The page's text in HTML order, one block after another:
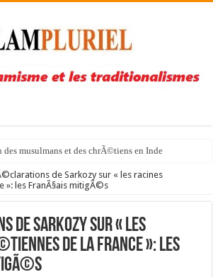
musulmans et des chrÃ©tiens en Inde
de Sarkozy sur « les racines
»: les FranÃ§ais mitigÃ©s
de Sarkozy sur « les
de la France »: les